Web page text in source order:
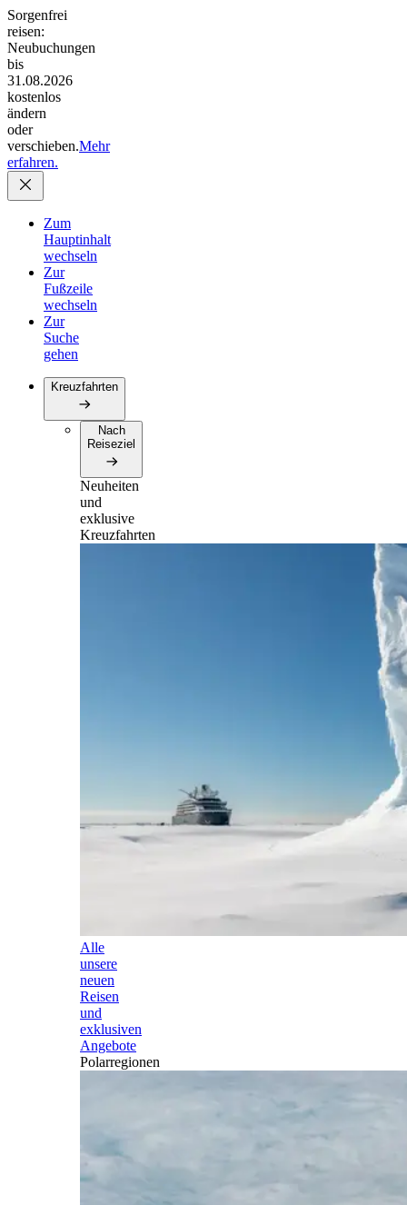
Sorgenfrei
reisen:
Neubuchungen
bis
31.08.2026
kostenlos
ändern
oder
verschieben.Mehr
erfahren.
Zum
Hauptinhalt
wechseln
Zur
Fußzeile
wechseln
Zur
Suche
gehen
Kreuzfahrten
Nach
Reiseziel
Neuheiten
und
exklusive
Kreuzfahrten
Alle
unsere
neuen
Reisen
und
exklusiven
Angebote
Polarregionen